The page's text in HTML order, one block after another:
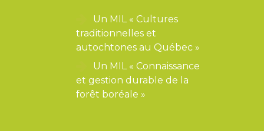
Un MIL « Cultures
traditionnelles et
autochtones au Québec »
Un MIL « Connaissance
et gestion durable de la
forêt boréale »